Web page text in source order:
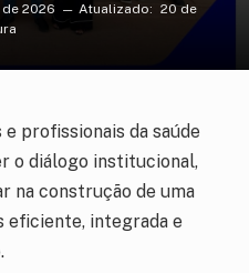
2026 Atualizado: 20 de
profissionais da saúde
o diálogo institucional,
na construção de uma
eficiente, integrada e